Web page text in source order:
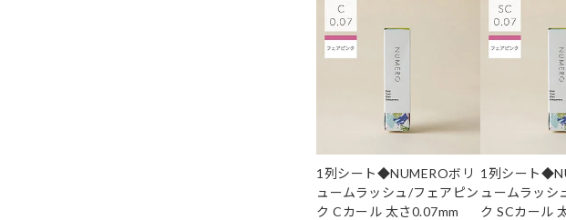
1列シート◆NUMEROボリ
ュームラッシュ/フェアピン
ク Cカール 太さ0.07mm
1列シート
ュームラッシ
ク SCカール